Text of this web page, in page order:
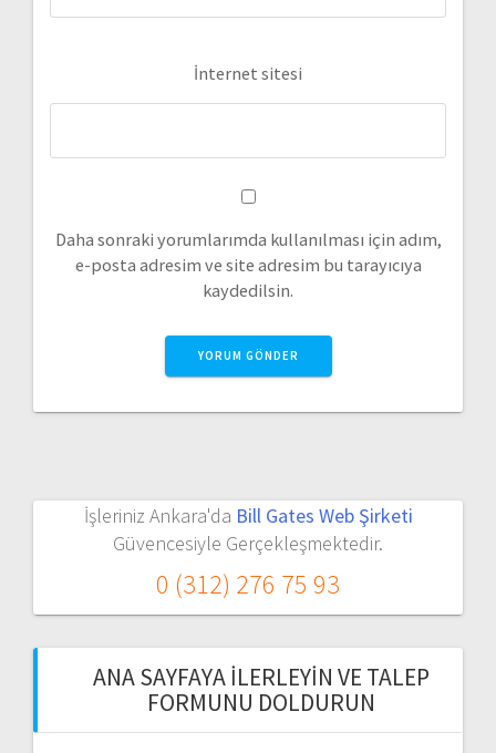
İnternet sitesi
Daha sonraki yorumlarımda kullanılması için adım,
e-posta adresim ve site adresim bu tarayıcıya
kaydedilsin.
İşleriniz Ankara'da Bill Gates Web Şirketi
Güvencesiyle Gerçekleşmektedir.
0 (312) 276 75 93
ANA SAYFAYA İLERLEYIN VE TALEP
FORMUNU DOLDURUN